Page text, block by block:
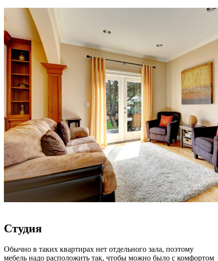
Студия
Обычно в таких квартирах нет отдельного зала, поэтому
мебель надо расположить так, чтобы можно было с комфортом